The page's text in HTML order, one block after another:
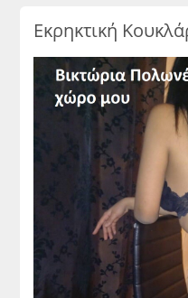
Εκρηκτική